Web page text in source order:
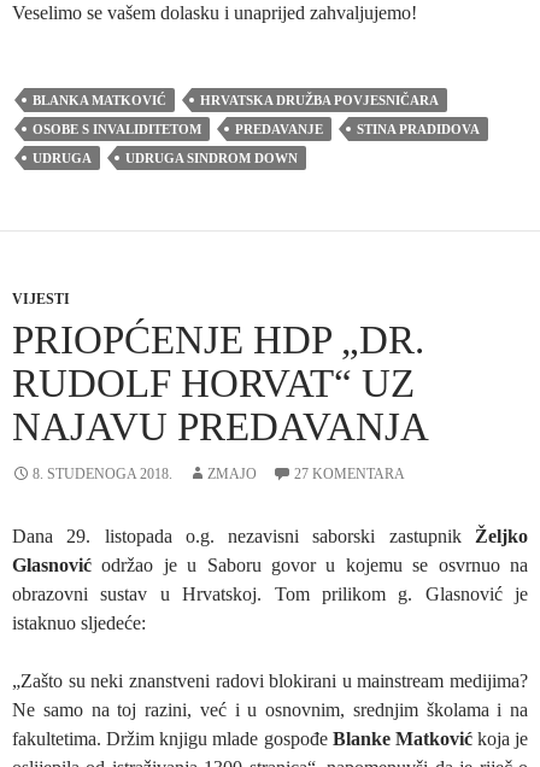
Veselimo se vašem dolasku i unaprijed zahvaljujemo!
BLANKA MATKOVIĆ
HRVATSKA DRUŽBA POVJESNIČARA
OSOBE S INVALIDITETOM
PREDAVANJE
STINA PRADIDOVA
UDRUGA
UDRUGA SINDROM DOWN
VIJESTI
PRIOPĆENJE HDP „DR.
RUDOLF HORVAT“ UZ
NAJAVU PREDAVANJA
8. STUDENOGA 2018. ZMAJO 27 KOMENTARA
Dana 29. listopada o.g. nezavisni saborski zastupnik Željko
Glasnović održao je u Saboru govor u kojemu se osvrnuo na
obrazovni sustav u Hrvatskoj. Tom prilikom g. Glasnović je
istaknuo sljedeće:
„Zašto su neki znanstveni radovi blokirani u mainstream medijima?
Ne samo na toj razini, već i u osnovnim, srednjim školama i na
fakultetima. Držim knjigu mlade gospođe Blanke Matkovićkoja je